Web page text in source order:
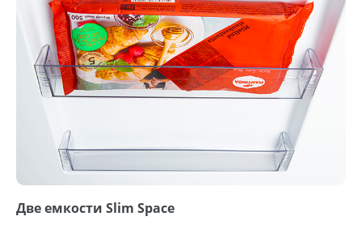
Две емкости Slim Space